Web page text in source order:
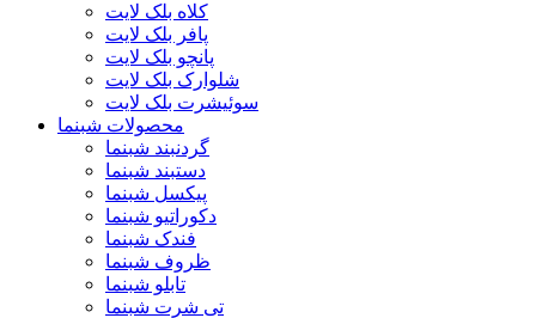
کلاه بلک لایت
پافر بلک لایت
پانچو بلک لایت
شلوارک بلک لایت
سوئیشرت بلک لایت
محصولات شبنما
گردنبند شبنما
دستبند شبنما
پیکسل شبنما
دکوراتیو شبنما
فندک شبنما
ظروف شبنما
تابلو شبنما
تی شرت شبنما